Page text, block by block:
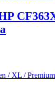
/ XL /